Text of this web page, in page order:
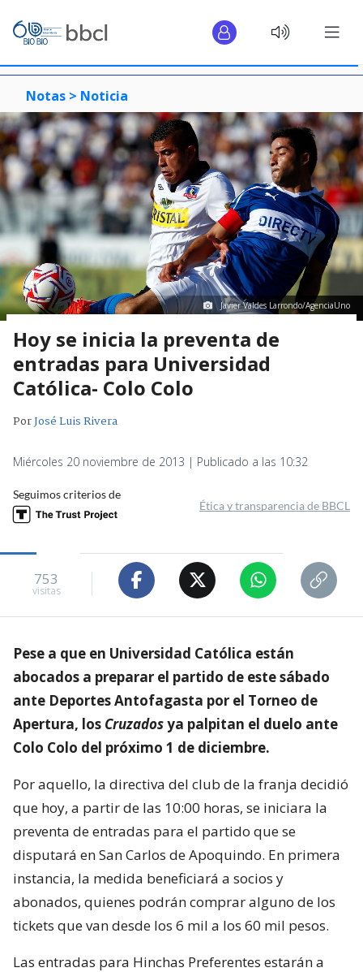
Notas > Noticia
Javier Valdes Larrondo/AgenciaUno
Hoy se inicia la preventa de
entradas para Universidad
Católica- Colo Colo
PorJosé Luis Rivera
Miércoles 20 noviembre de 2013 | Publicado a las 10:32
Seguimos criterios de
Ética y transparencia de BBCL
753
visitas
Pese a que en Universidad Católica están
abocados a preparar el partido de este sábado
ante Deportes Antofagasta por el Torneo de
Apertura, los Cruzadosya palpitan el duelo ante
Colo Colo del próximo 1 de diciembre.
Por aquello, la directiva del club de la franja decidió
que hoy, a partir de las 10:00 horas, se iniciara la
preventa de entradas para el partido que se
disputará en San Carlos de Apoquindo. En primera
instancia, la medida beneficiará a socios y
abonados, quienes podrán comprar alguno de los
tickets que van desde los 6 mil a los 60 mil pesos.
Las entradas para Hinchas Preferentes estarán a